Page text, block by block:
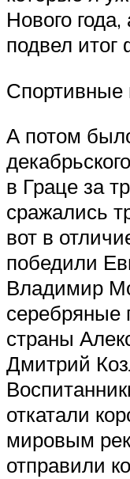
Нового
подвел итог
Спортивные
А потом
в Граце за
сражались
вот в
победили
Владимир
серебряные
страны
Дмитрий
откатали
мировым
отправили